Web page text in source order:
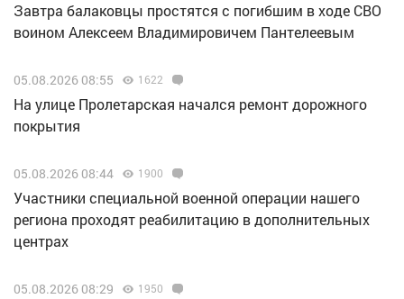
Завтра балаковцы простятся с погибшим в ходе СВО
воином Алексеем Владимировичем Пантелеевым
05.08.2026 08:55 1622
На улице Пролетарская начался ремонт дорожного
покрытия
05.08.2026 08:44 1900
Участники специальной военной операции нашего
региона проходят реабилитацию в дополнительных
центрах
05.08.2026 08:29 1950